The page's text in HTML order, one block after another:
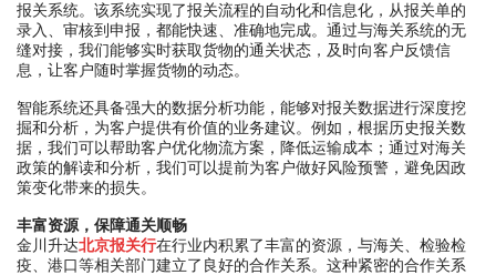
报关系统。该系统实现了报关流程的自动化和信息化，从报关单的
录入、审核到申报，都能快速、准确地完成。通过与海关系统的无
缝对接，我们能够实时获取货物的通关状态，及时向客户反馈信
息，让客户随时掌握货物的动态。
智能系统还具备强大的数据分析功能，能够对报关数据进行深度挖
掘和分析，为客户提供有价值的业务建议。例如，根据历史报关数
据，我们可以帮助客户优化物流方案，降低运输成本；通过对海关
政策的解读和分析，我们可以提前为客户做好风险预警，避免因政
策变化带来的损失。
丰富资源，保障通关顺畅
金川升达北京报关行在行业内积累了丰富的资源，与海关、检验检
疫、港口等相关部门建立了良好的合作关系。这种紧密的合作关系